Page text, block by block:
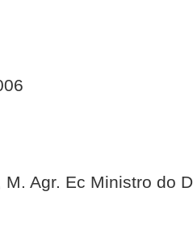
Agr. Ec Ministro do